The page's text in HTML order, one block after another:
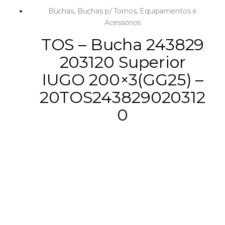
Buchas, Buchas p/ Tornos, Equipamentos e
Acessórios
TOS – Bucha 243829
203120 Superior
IUGO 200×3(GG25) –
20TOS243829020312
0